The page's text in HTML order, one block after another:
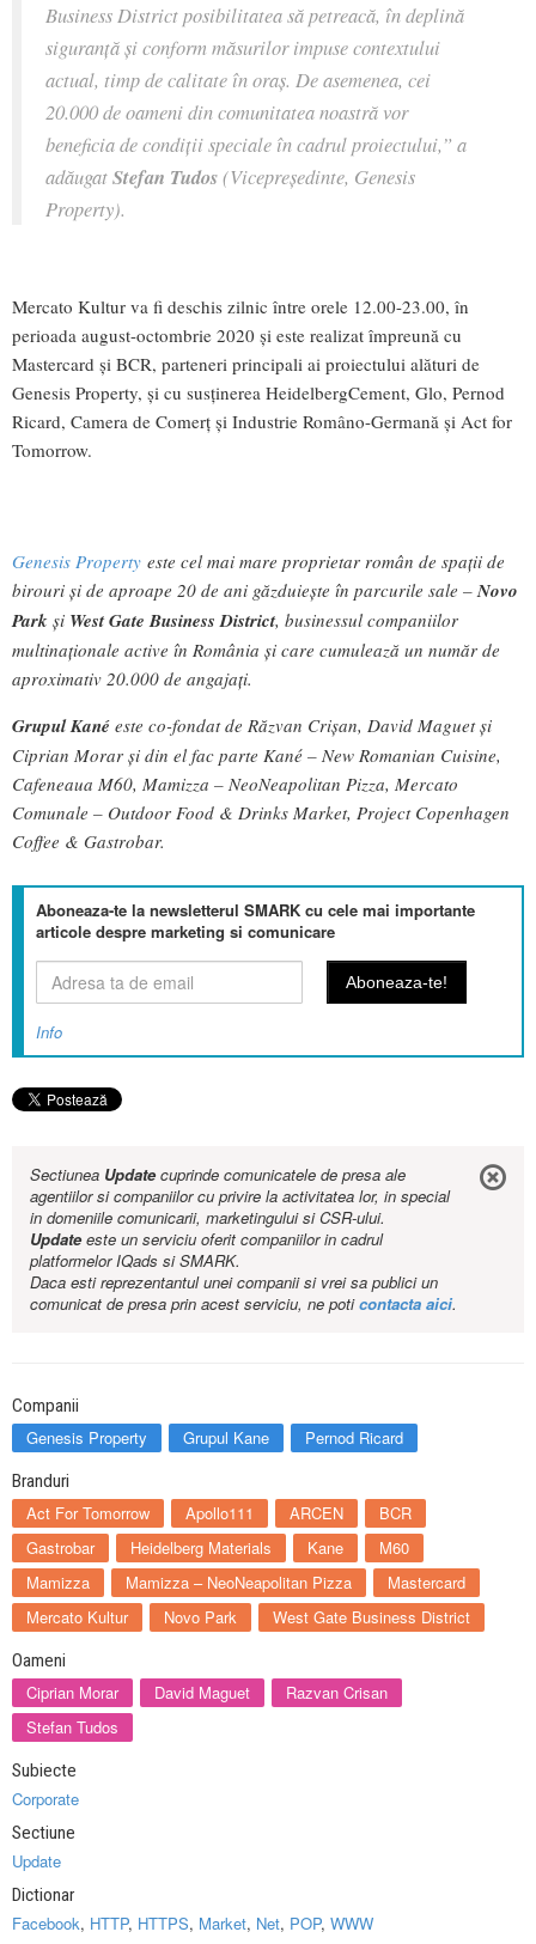
Business District posibilitatea să petreacă, în deplină
siguranță și conform măsurilor impuse contextului
actual, timp de calitate în oraș. De asemenea, cei
20.000 de oameni din comunitatea noastră vor
beneficia de condiții speciale în cadrul proiectului,” a
adăugatStefan Tudos(Vicepreședinte, Genesis
Property).
Mercato Kultur va fi deschis zilnic între orele 12.00-23.00, în
perioada august-octombrie 2020 și este realizat împreună cu
Mastercard și BCR, parteneri principali ai proiectului alături de
Genesis Property, și cu susținerea HeidelbergCement, Glo, Pernod
Ricard, Camera de Comerț și Industrie Româno-Germană și Act for
Tomorrow.
Genesis Property este cel mai mare proprietar român de spații de
birouri și de aproape 20 de ani găzduiește în parcurile sale –Novo
Park și West Gate Business District, businessul companiilor
multinaționale active în România și care cumulează un număr de
aproximativ 20.000 de angajați.
Grupul Kané este co-fondat de Răzvan Crișan, David Maguet și
Ciprian Morar și din el fac parte Kané – New Romanian Cuisine,
Cafeneaua M60, Mamizza – NeoNeapolitan Pizza, Mercato
Comunale – Outdoor Food & Drinks Market, Project Copenhagen
Coffee & Gastrobar.
Aboneaza-te la newsletterul SMARK cu cele mai importante
articole despre marketing si comunicare
Info
Sectiunea Updatecuprinde comunicatele de presa ale
agentiilor si companiilor cu privire la activitatea lor, in special
in domeniile comunicarii, marketingului si CSR-ului.
Updateeste un serviciu oferit companiilor in cadrul
platformelor IQads si SMARK.
Daca esti reprezentantul unei companii si vrei sa publici un
comunicat de presa prin acest serviciu, ne poticontacta aici.
Companii
Genesis Property Grupul Kane Pernod Ricard
Branduri
Act For Tomorrow Apollo111 ARCEN
BCR
Gastrobar
Heidelberg Materials Kane
M60
Mamizza
Mamizza – NeoNeapolitan Pizza
Mastercard
Mercato Kultur
Novo Park West Gate Business District
Oameni
Ciprian Morar David Maguet
Razvan Crisan
Stefan Tudos
Subiecte
Corporate
Sectiune
Update
Dictionar
Facebook, HTTP, HTTPS, Market, Net, POP, WWW